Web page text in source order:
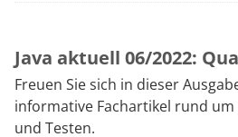
Java aktuell 06/2022:
Freuen Sie sich in dieser
informative Fachartikel rund
und Testen.